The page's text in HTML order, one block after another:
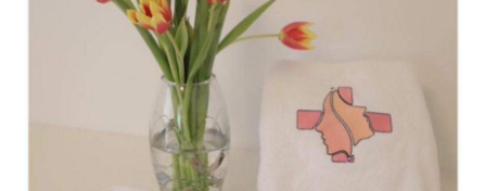
Ιατρικά